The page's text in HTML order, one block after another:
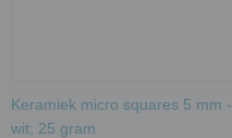
Keramiek micro squares 5 mm -
wit; 25 gram